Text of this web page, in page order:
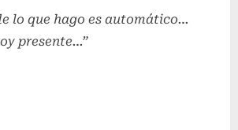
lo que hago es automático…
presente…”